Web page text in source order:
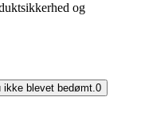
og
ikke blevet bedømt.0